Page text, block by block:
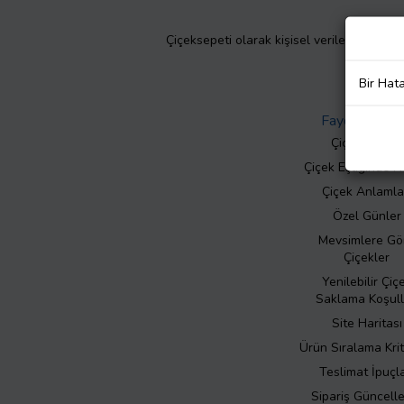
Çiçeksepeti olarak kişisel verilerinizin
Faydalı Bilgiler
Çiçek Bakımı
Çiçek Eşliğinde
Çiçek
Özel Günler
Mevsimlere
Çiçekler
Yenilebilir
Saklama
Site Haritası
Ürün Sıralama
Teslimat
Sipariş
Bir